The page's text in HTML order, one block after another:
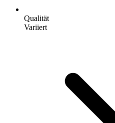
Qualität
Variiert